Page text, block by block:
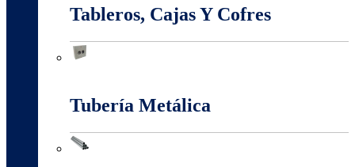
Tableros, Cajas Y Cofres
Tubería Metálica